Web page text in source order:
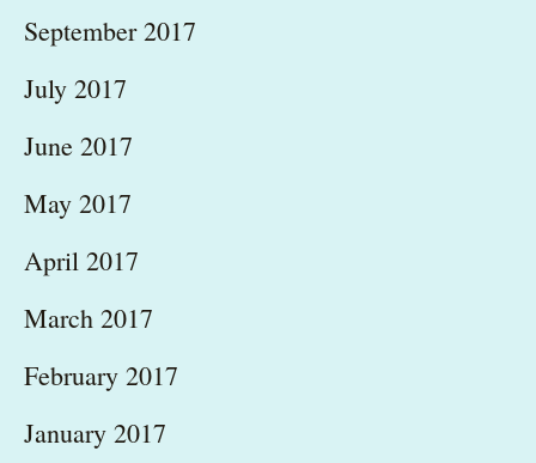
September 2017
July 2017
June 2017
May 2017
April 2017
March 2017
February 2017
January 2017